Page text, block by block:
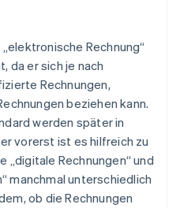
Rechnung“
da er sich je nach
Rechnungen,
beziehen kann.
werden später in
vorerst ist es hilfreich zu
Rechnungen“ und
manchmal unterschiedlich
ob die Rechnungen